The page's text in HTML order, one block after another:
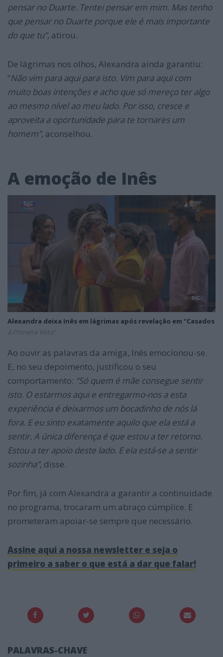
pensar no Duarte. Tentei pensar em mim. Mas tenho
que pensar no Duarte porque ele é mais importante
do que tu”, atirou.
De lágrimas nos olhos, Alexandra ainda garantiu:
“Não vim para aqui para isto. Vim para aqui com
muito boas intenções e acho que só mereço ter algo
ao mesmo nível ao meu lado. Por isso, cresce e
aproveita a oportunidade para te tornares um
homem”, aconselhou.
A emoção de Inês
Alexandra deixa Inês em lágrimas após revelação em “Casados
à Primeira Vista”
Ao ouvir as palavras da amiga, Inês emocionou-se.
E, no seu depoimento, justificou o seu
comportamento: “Só quem é mãe consegue sentir
isto. O estarmos aqui e entregarmo-nos a esta
experiência é deixarmos um bocadinho de nós lá
fora. E eu sinto exatamente aquilo que ela está a
sentir. A única diferença é que estou a ter retorno.
Estou a ter apoio deste lado. E ela está-se a sentir
sozinha”, disse.
Por fim, já com Alexandra a garantir a continuidade
no programa, trocaram um abraço cúmplice. E
prometeram apoiar-se sempre que necessário.
Assine aqui a nossa newsletter e seja o
primeiro a saber o que está a dar que falar!
PALAVRAS-CHAVE